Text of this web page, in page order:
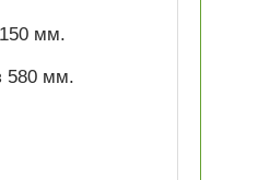
мм.
580 мм.